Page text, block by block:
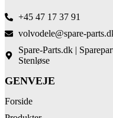
+45 47 17 37 91
volvodele@spare-
Spare-Parts.dk |
Stenløse
GENVEJE
Forside